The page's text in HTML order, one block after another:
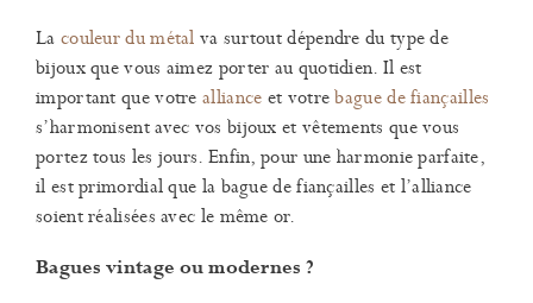
La couleur du métal va surtout dépendre du type de
bijoux que vous aimez porter au quotidien. Il est
important que votrealliance et votrebague de fiançailles
s’harmonisent avec vos bijoux et vêtements que vous
portez tous les jours. Enfin, pour une harmonie parfaite,
il est primordial que la bague de fiançailles et l’alliance
soient réalisées avec le même or.
Bagues vintage ou modernes ?